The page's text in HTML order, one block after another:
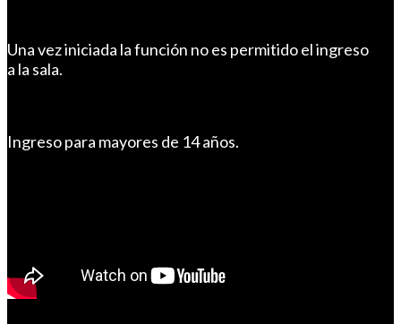
Una vez iniciada la función no es permitido el ingreso
a la sala.
Ingreso para mayores de 14 años.